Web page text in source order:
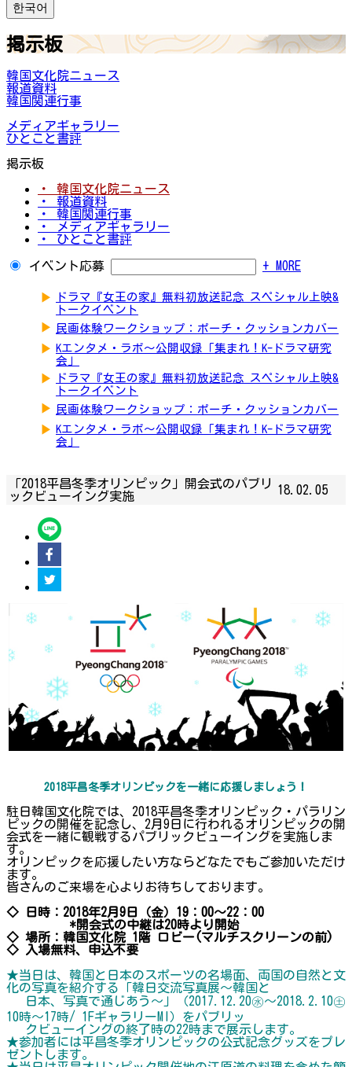
한국어
掲示板
韓国文化院ニュース
報道資料
韓国関連行事
メディアギャラリー
ひとこと書評
掲示板
・ 韓国文化院ニュース
・ 報道資料
・ 韓国関連行事
・ メディアギャラリー
・ ひとこと書評
イベント応募 + MORE
▶
ドラマ『女王の家』無料初放送記念 スペシャル上映&
トークイベント
▶ 民画体験ワークショップ：ポーチ・クッションカバー
▶ Kエンタメ・ラボ～公開収録「集まれ！K-ドラマ研究
会」
▶
ドラマ『女王の家』無料初放送記念 スペシャル上映&
トークイベント
▶ 民画体験ワークショップ：ポーチ・クッションカバー
▶ Kエンタメ・ラボ～公開収録「集まれ！K-ドラマ研究
会」
「2018平昌冬季オリンピック」開会式のパブリ
ックビューイング実施
18.02.05
2018平昌冬季オリンピックを一緒に応援しましょう！
駐日韓国文化院では、2018平昌冬季オリンピック・パラリン
ピックの開催を記念し、2月9日に行われるオリンピックの開
会式を一緒に観戦するパブリックビューイングを実施しま
す。
オリンピックを応援したい方ならどなたでもご参加いただけ
ます。
皆さんのご来場を心よりお待ちしております。
◇ 日時：2018年2月9日（金）19：00～22：00
*開会式の中継は20時より開始
◇ 場所：韓国文化院 1階 ロビー(マルチスクリーンの前)
◇ 入場無料、申込不要
★当日は、韓国と日本のスポーツの名場面、両国の自然と文
化の写真を紹介する「韓日交流写真展～韓国と
日本、写真で通じあう～」（2017.12.20㊌～2018.2.10㊏
10時～17時/ 1FギャラリーMI）をパブリッ
クビューイングの終了時の22時まで展示します。
★参加者には平昌冬季オリンピックの公式記念グッズをプレ
ゼントします。